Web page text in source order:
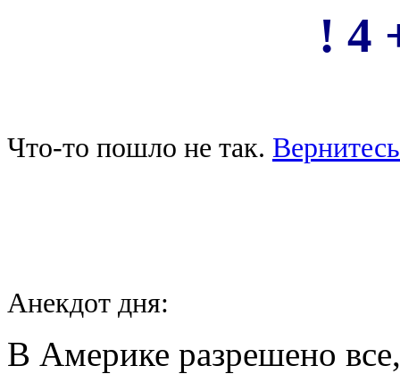
! 4
Что-то пошло не так.
Анекдот дня:
В Америке разрешено